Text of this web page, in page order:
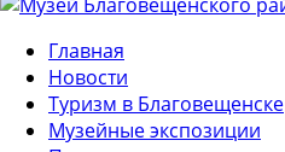
Главная
Новости
Туризм в Благовещенске
Музейные экспозиции